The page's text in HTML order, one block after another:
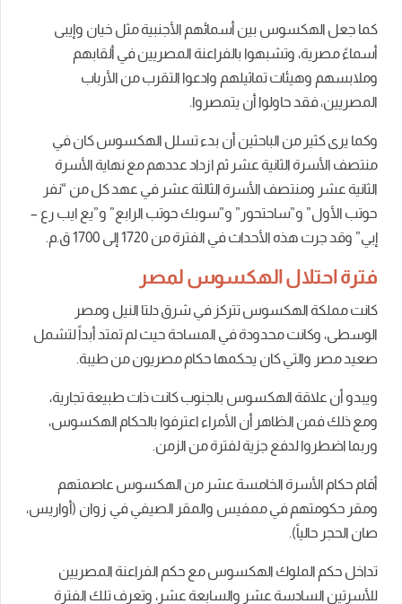
كما جعل الهكسوس بین أسمائھم الأجنبية مثل خیان وإيبى
أسماءً مصرية، وتشبھوا بالفراعنة المصريين في ألقابھم
وملابسهم وھیئات تماثيلهم وادعوا التقرب من الأرباب
المصريين، فقد حاولوا أن يتمصروا.
وكما يرى كثير من الباحثين أن بدء تسلل الهكسوس كان في
منتصف الأسرة الثانية عشر ثم ازداد عددھم مع نھاية الأسرة
الثانية عشر ومنتصف الأسرة الثالثة عشر في عھد كل من “نفر
حوتب الأول” و”ساحتحور” و”سوبك حوتب الرابع” و”يع ايب رع –
إبي” وقد جرت ھذه الأحداث في الفترة من 1720 إلى 1700 ق.م.
فترة احتلال الهكسوس لمصر
كانت مملكة الهكسوس تتركز في شرق دلتا النيل ومصر
الوسطى، وكانت محدودة في المساحة حيث لم تمتد أبداً لتشمل
صعيد مصر والتي كان يحكمها حكام مصريون من طيبة.
ويبدو أن علاقة الهكسوس بالجنوب كانت ذات طبيعة تجارية،
ومع ذلك فمن الظاهر أن الأمراء اعترفوا بالحكام الهكسوس،
وربما اضطروا لدفع جزية لفترة من الزمن.
أقام حكام الأسرة الخامسة عشر من الهكسوس عاصمتهم
ومقر حكومتهم في ممفيس والمقر الصيفي في زوان (أواريس،
صان الحجر حالياً).
تداخل حكم الملوك الهكسوس مع حكم الفراعنة المصريين
للأسرتين السادسة عشر والسابعة عشر، وتعرف تلك الفترة